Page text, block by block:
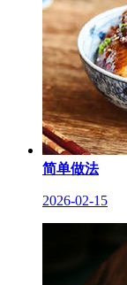
简单做法
2026-02-15